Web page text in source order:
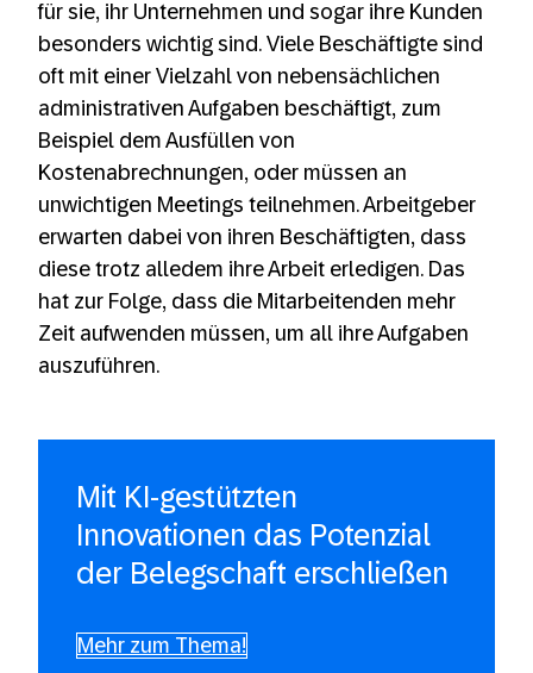
für sie, ihr Unternehmen und sogar ihre Kunden
besonders wichtig sind. Viele Beschäftigte sind
oft mit einer Vielzahl von nebensächlichen
administrativen Aufgaben beschäftigt, zum
Beispiel dem Ausfüllen von
Kostenabrechnungen, oder müssen an
unwichtigen Meetings teilnehmen. Arbeitgeber
erwarten dabei von ihren Beschäftigten, dass
diese trotz alledem ihre Arbeit erledigen. Das
hat zur Folge, dass die Mitarbeitenden mehr
Zeit aufwenden müssen, um all ihre Aufgaben
auszuführen.
Mit KI-gestützten
Innovationen das Potenzial
der Belegschaft erschließen
Mehr zum Thema!